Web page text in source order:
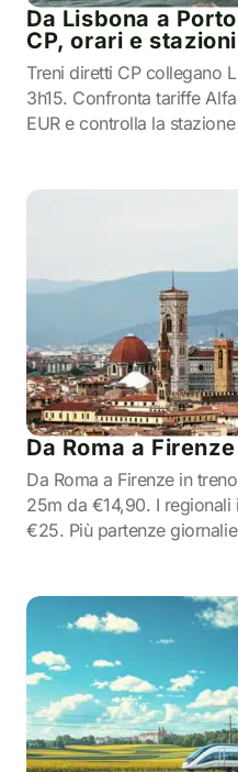
Da Lisbona a
CP, orari e stazioni
Treni diretti CP collegano
3h15. Confronta tariffe
EUR e controlla la
Da Roma a
Da Roma a Firenze in
25m da €14,90. I
€25. Più partenze